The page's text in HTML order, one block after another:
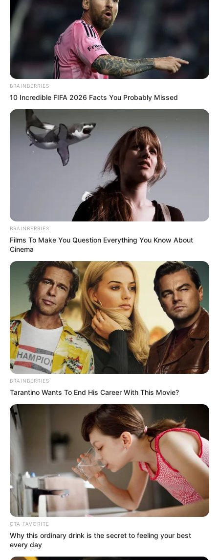
BRAINBERRIES
10 Incredible FIFA 2026 Facts You Probably Missed
BRAINBERRIES
Films To Make You Question Everything You Know About
Cinema
BRAINBERRIES
Tarantino Wants To End His Career With This Movie?
CTA FAVORITE
Why this ordinary drink is the secret to feeling your best
every day